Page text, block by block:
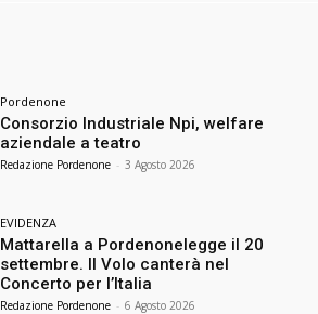
Pordenone
Consorzio Industriale Npi, welfare
aziendale a teatro
Redazione Pordenone - 3 Agosto 2026
EVIDENZA
Mattarella a Pordenonelegge il 20
settembre. Il Volo canterà nel
Concerto per l’Italia
Redazione Pordenone - 6 Agosto 2026